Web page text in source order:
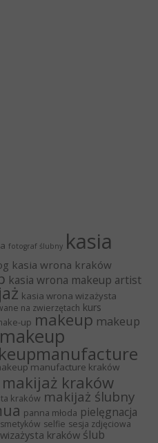
fotograf ślubny kasia
kasia wrona kraków
kasia wrona makeup artist
kasia wrona wizażysta
na zwierzętach kurs
up makeup makeup
makeup
manufacture kraków
makijaż kraków
kraków makijaż ślubny
panna młoda pielęgnacja
selfie sesja zdjęciowa
wizażysta kraków ślub